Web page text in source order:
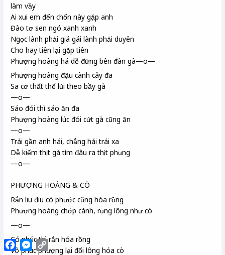
làm vầy
Ai xui em đến chốn này gặp anh
Đào tơ sen ngó xanh xanh
Ngọc lành phải giá gái lành phải duyên
Cho hay tiên lại gặp tiên
Phượng hoàng há dễ đứng bên đàn gà—o—
Phượng hoàng đậu cành cây đa
Sa cơ thất thế lủi theo bầy gà
—o—
Sáo đói thì sáo ăn đa
Phượng hoàng lúc đói cứt gà cũng ăn
—o—
Trái gần anh hái, chẳng hái trái xa
Dễ kiếm thịt gà tìm đâu ra thịt phụng
—o—
PHƯỢNG HOÀNG & CÒ
Rắn liu điu có phước cũng hóa rồng
Phượng hoàng chớp cánh, rụng lông như cò
—o—
Có phúc thì rắn hóa rồng
Vô phúc phượng lại đổi lông hóa cò
FacebookMessenger
Copy
Link